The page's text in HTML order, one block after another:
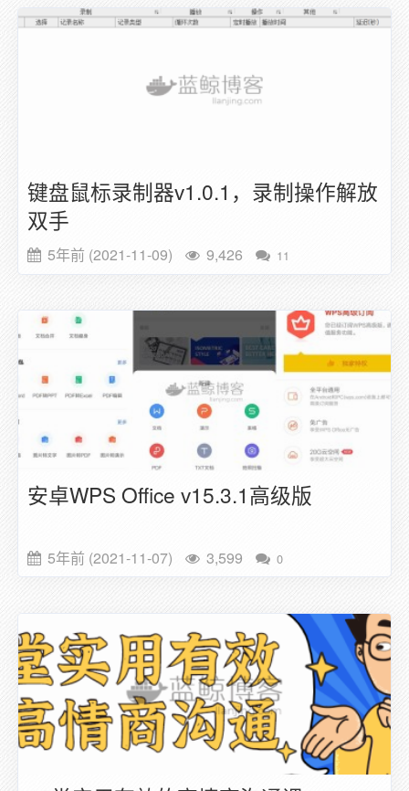
键盘鼠标录制器v1.0.1，录制操作解放
双手
5年前 (2021-11-09) 9,426 11
安卓WPS Office v15.3.1高级版
5年前 (2021-11-07) 3,599 0